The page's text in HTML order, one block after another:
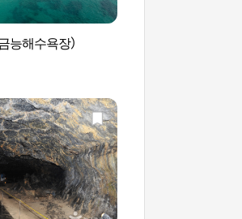
능해수욕장）